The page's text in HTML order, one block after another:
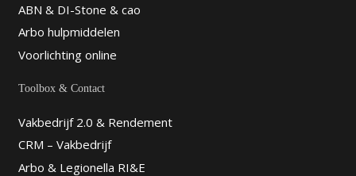
ABN & DI-Stone & cao
Arbo hulpmiddelen
Voorlichting online
Toolbox & Contact
Vakbedrijf 2.0 & Rendement
CRM – Vakbedrijf
Arbo & Legionella RI&E